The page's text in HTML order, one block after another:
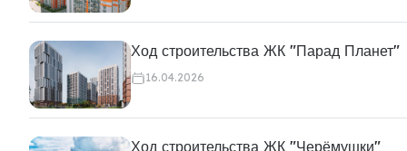
Ход строительства ЖК "Парад Планет"
16.04.2026
Ход строительства ЖК "Черёмушки"